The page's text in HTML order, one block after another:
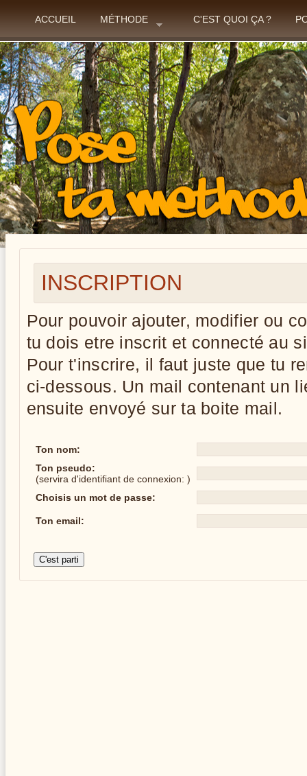
ACCUEIL MÉTHODE C'EST QUOI ÇA ?
INSCRIPTION
Pour pouvoir ajouter, modifier ou
tu dois etre inscrit et connecté au
Pour t'inscrire, il faut juste que tu
ci-dessous. Un mail contenant un
ensuite envoyé sur ta boite mail.
Ton nom:
Ton pseudo:
(servira d'identifiant de connexion: )
Choisis un mot de passe:
Ton email: